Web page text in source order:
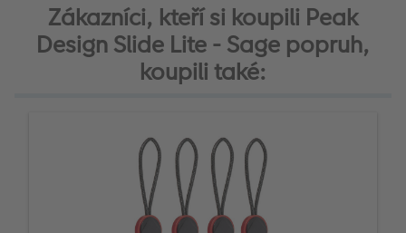
Zákazníci, kteří si koupili Peak
Design Slide Lite - Sage popruh,
koupili také: